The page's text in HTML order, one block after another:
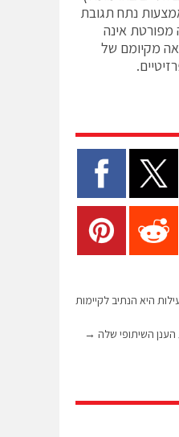
נתח תגובת
אינה
מקיומם של
היא הנתיב לקיימות
השיתופי שלה →